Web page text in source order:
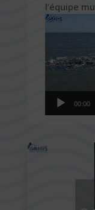
l’équipe
Lecteur
vidéo
00:00